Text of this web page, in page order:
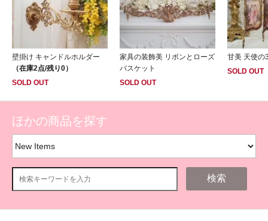
壁掛け キャンドルホルダー
（在庫2点/残り0）
SOLD OUT
家具の装飾美 リボンとローズ
バスケット
SOLD OUT
甘美 天使の
SOLD OUT
ほかの商品を探す
検索